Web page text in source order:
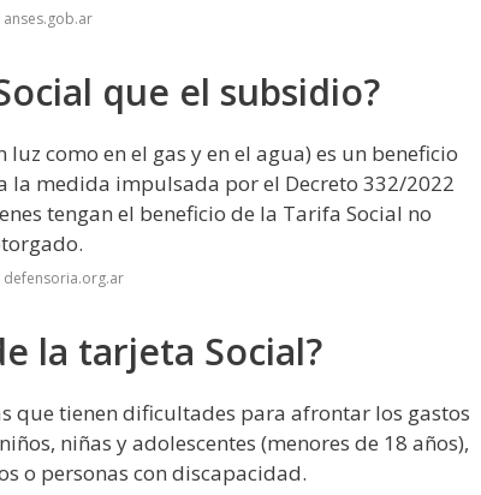
que el subsidio?
como en el gas y en el agua) es un beneficio
medida impulsada por el Decreto 332/2022
tengan el beneficio de la Tarifa Social no
defensoria.org.ar
la tarjeta Social?
que tienen dificultades para afrontar los gastos
niñas y adolescentes (menores de 18 años),
o personas con discapacidad.